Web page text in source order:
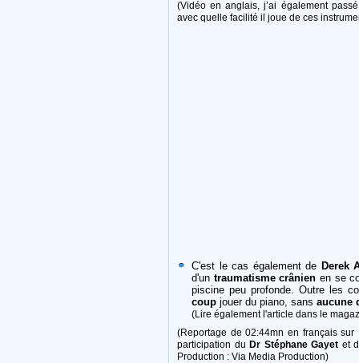
(Vidéo en anglais, j’ai également
avec quelle facilité il joue de ces
C'est le cas également de Derek
d'un traumatisme crânien en se
piscine peu profonde. Outre les
coup jouer du piano, sansaucune
(Lire également l'article dans le
(Reportage de 02:44mn en français
participation duDr Stéphane Gayet et
Production : Via Media Production)